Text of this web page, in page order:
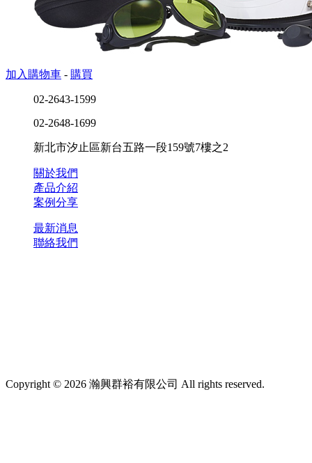
加入購物車 - 購買
02-2643-1599
02-2648-1699
新北市汐止區新台五路一段159號7樓之2
關於我們
產品介紹
案例分享
最新消息
聯絡我們
Copyright © 2026 瀚興群裕有限公司 All rights reserved.